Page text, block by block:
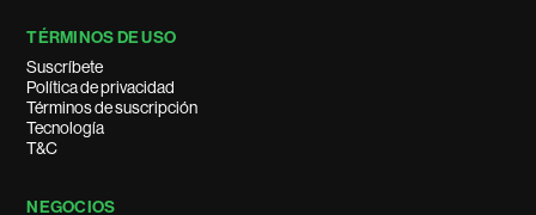
TÉRMINOS DE USO
Suscríbete
Política de privacidad
Términos de suscripción
Tecnología
T&C
NEGOCIOS